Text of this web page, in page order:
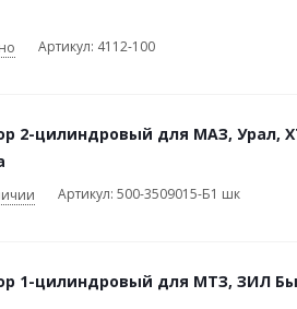
Артикул: 4112-100
2-цилиндровый для МАЗ, Урал,
Артикул: 500-3509015-Б1 шк
1-цилиндровый для МТЗ, ЗИЛ